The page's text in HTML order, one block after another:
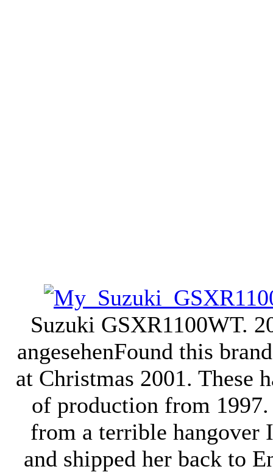
Suzuki GSXR1100WT.
angesehenFound this
at Christmas 2001. These
of production from
from a terrible hangover
and shipped her back to